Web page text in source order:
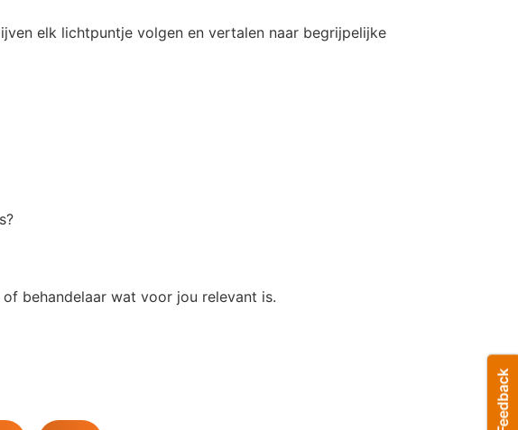
elk lichtpuntje volgen en vertalen naar begrijpelijke
behandelaar wat voor jou relevant is.